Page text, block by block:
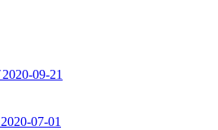
2020-09-21
2020-07-01